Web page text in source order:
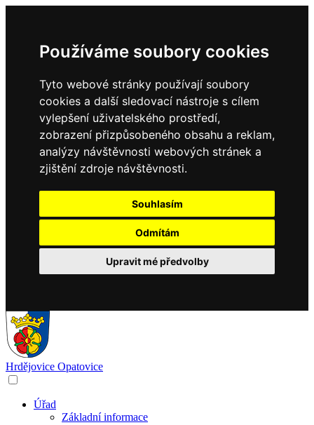
Používáme soubory cookies
Tyto webové stránky používají soubory
cookies a další sledovací nástroje s cílem
vylepšení uživatelského prostředí,
zobrazení přizpůsobeného obsahu a reklam,
analýzy návštěvnosti webových stránek a
zjištění zdroje návštěvnosti.
Souhlasím
Odmítám
Upravit mé předvolby
Hrdějovice Opatovice
Úřad
Základní informace